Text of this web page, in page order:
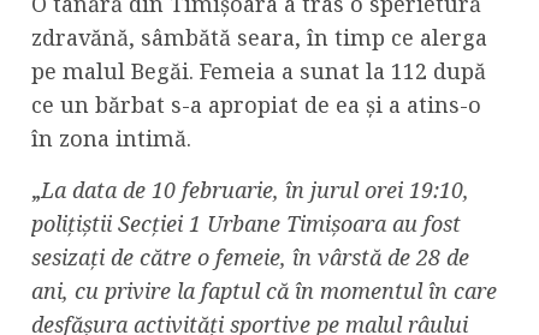
zdravănă, sâmbătă seara, în timp ce alerga
pe malul Begăi. Femeia a sunat la 112 după
ce un bărbat s-a apropiat de ea și a atins-o
în zona intimă.
„La data de 10 februarie, în jurul orei 19:10,
polițiștii Secției 1 Urbane Timișoara au fost
sesizați de către o femeie, în vârstă de 28 de
ani, cu privire la faptul că în momentul în care
desfășura activități sportive pe malul râului